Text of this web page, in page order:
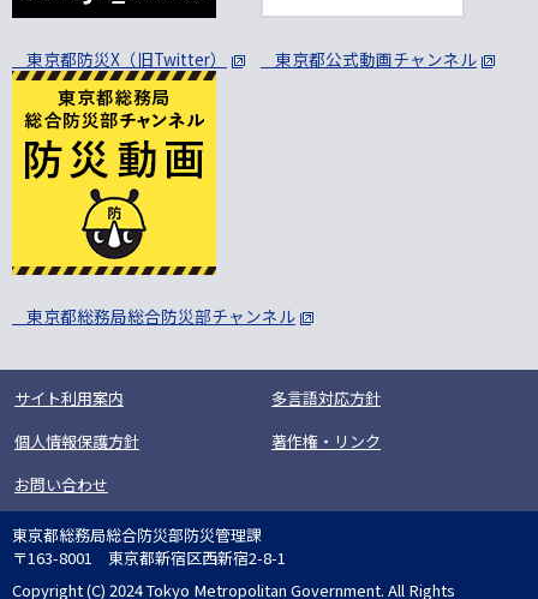
東京都防災X（旧Twitter） 東京都公式動画チャンネル
東京都総務局総合防災部チャンネル
サイト利用案内
多言語対応方針
個人情報保護方針
著作権・リンク
お問い合わせ
東京都総務局総合防災部防災管理課
〒163-8001 東京都新宿区西新宿2-8-1
Copyright (C) 2024 Tokyo Metropolitan Government. All Rights